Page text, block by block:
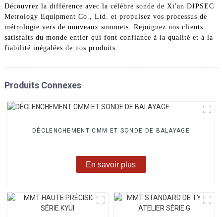
Découvrez la différence avec la célèbre sonde de Xi'an DIPSEC
Metrology Equipment Co., Ltd. et propulsez vos processus de
métrologie vers de nouveaux sommets. Rejoignez nos clients
satisfaits du monde entier qui font confiance à la qualité et à la
fiabilité inégalées de nos produits.
Produits Connexes
DÉCLENCHEMENT CMM ET SONDE DE BALAYAGE
En savoir plus